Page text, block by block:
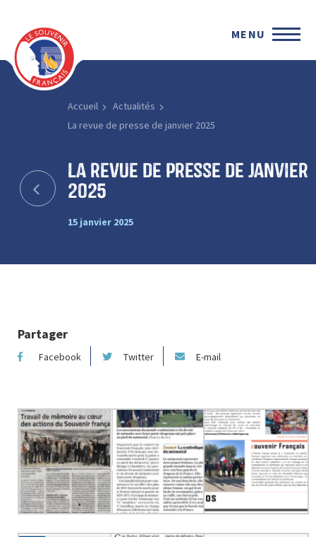
MENU
Accueil
Actualités
La revue de presse de janvier 2025
La revue de presse de janvier
2025
15 janvier 2025
Partager
Facebook Twitter E-mail